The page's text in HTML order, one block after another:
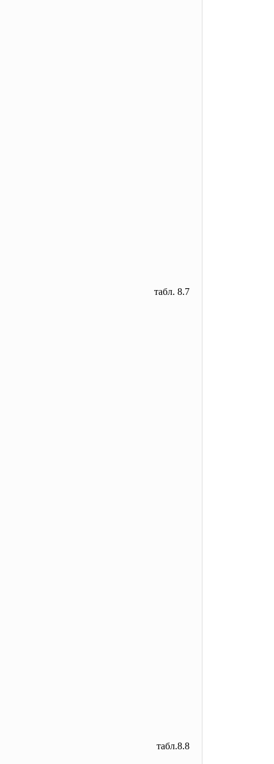
табл. 8.7
табл.8.8